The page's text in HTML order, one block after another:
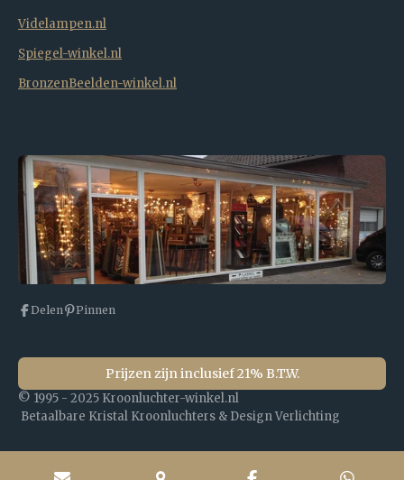
Videlampen.nl
Spiegel-winkel.nl
BronzenBeelden-winkel.nl
Delen Pinnen
Prijzen zijn inclusief 21% B.T.W.
© 1995 - 2025 Kroonluchter-winkel.nl
Betaalbare Kristal Kroonluchters & Design Verlichting